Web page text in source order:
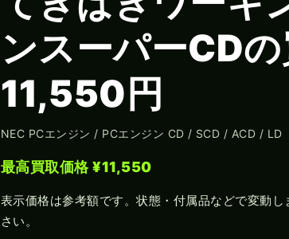
ンスーパーCD
11,550円
NEC PCエンジン / PCエンジン CD / SCD / ACD / LD
最高買取価格 ¥11,550
表示価格は参考額です。状態・付属品などで変動し
さい。